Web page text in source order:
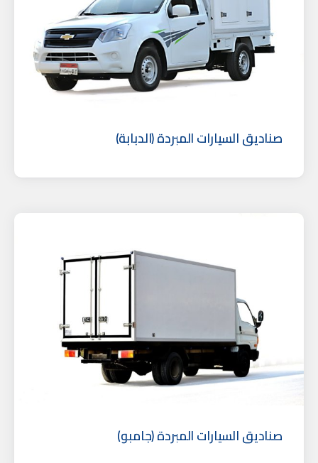
صناديق السيارات المبردة (الدبابة)
صناديق السيارات المبردة (جامبو)